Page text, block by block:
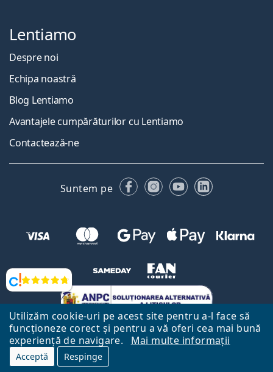
Utilizăm cookie-uri pe acest site pentru a-l face să
funcționeze corect și pentru a vă oferi cea mai bună
experiență de navigare.
Mai multe informații
Acceptă Respinge
Opinii
Lentiamo
Despre noi
Echipa noastră
Blog Lentiamo
Avantajele cumpărăturilor cu Lentiamo
Contactează-ne
Suntem pe FacebookInstagram
YouTubeLinkedIn